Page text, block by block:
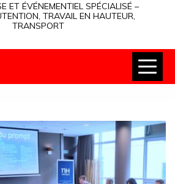
ET ÉVÉNEMENTIEL SPÉCIALISÉ –
TRAVAIL EN HAUTEUR,
TRANSPORT